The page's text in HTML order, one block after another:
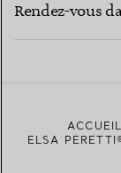
Rendez-vous
TROUVEZ LAACCUEIL
ELSA